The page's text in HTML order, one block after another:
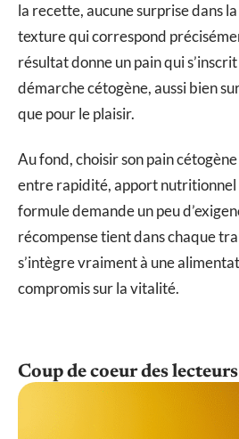
la recette, aucune surprise dans
texture qui correspond
résultat donne un pain qui
démarche cétogène, aussi bien
que pour le plaisir.
Au fond, choisir son pain
entre rapidité, apport nutritionnel
formule demande un peu
récompense tient dans chaque
s’intègre vraiment à une
compromis sur la vitalité.
Coup de coeur des lecteurs